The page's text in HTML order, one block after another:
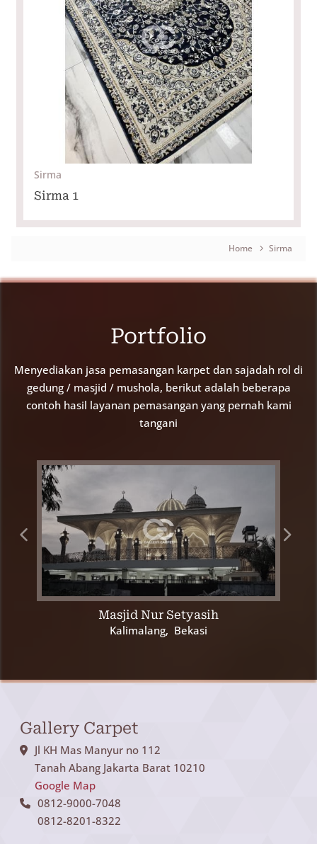
Sirma
Sirma 1
Breadcrumb
Home Sirma
Portfolio
Menyediakan jasa pemasangan karpet dan sajadah rol di
gedung / masjid / mushola, berikut adalah beberapa
contoh hasil layanan pemasangan yang pernah kami
tangani
Masjid Nur Setyasih
Kalimalang, Bekasi
Gallery Carpet
Jl KH Mas Manyur no 112
Tanah Abang Jakarta Barat 10210
Google Map
0812-9000-7048
0812-8201-8322